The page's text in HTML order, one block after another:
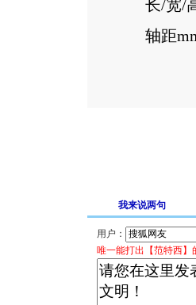
长/宽/
轴距
我来说两句
用户：
唯一能打出【范特西】